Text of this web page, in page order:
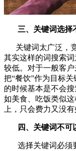
三、关键词选择
关键词太广泛，
其实这样的词搜索
较低。对于一般客
把“餐饮”作为目标
的时候基本是不会
如美食、吃饭类似
上，只会费力又没有
四、关键词不可
选择关键词必须